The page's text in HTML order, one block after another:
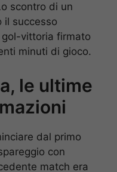
scontro di un
il successo
gol-vittoria firmato
minuti di gioco.
le ultime
dal primo
con
match era